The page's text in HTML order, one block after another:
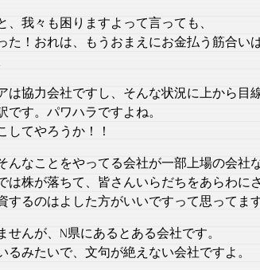
、我々も困りますよって言っても、
た！おれは、もうおまえにお金払う筋合い
は協力会社ですし、そんな状況に上から目
です。パワハラですよね。
してやろうか！！
んなことをやってる会社が一部上場の会社
は株が落ちて、皆さんいらだちをあらわに
するのはよした方がいいですって思ってます
せんが、N県にあるとある会社です。
るみたいで、文句が絶えない会社ですよ。